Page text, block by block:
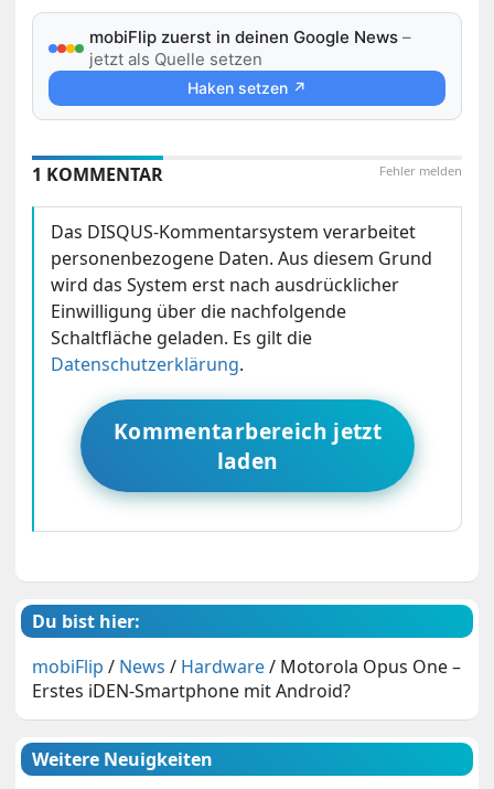
mobiFlip zuerst in deinen Google News –
jetzt als Quelle setzen
Haken setzen ↗
Fehler melden
1 KOMMENTAR
Das DISQUS-Kommentarsystem verarbeitet
personenbezogene Daten. Aus diesem Grund
wird das System erst nach ausdrücklicher
Einwilligung über die nachfolgende
Schaltfläche geladen. Es gilt die
Datenschutzerklärung.
Kommentarbereich jetzt
laden
Du bist hier:
mobiFlip / News / Hardware/ Motorola Opus One –
Erstes iDEN-Smartphone mit Android?
Weitere Neuigkeiten